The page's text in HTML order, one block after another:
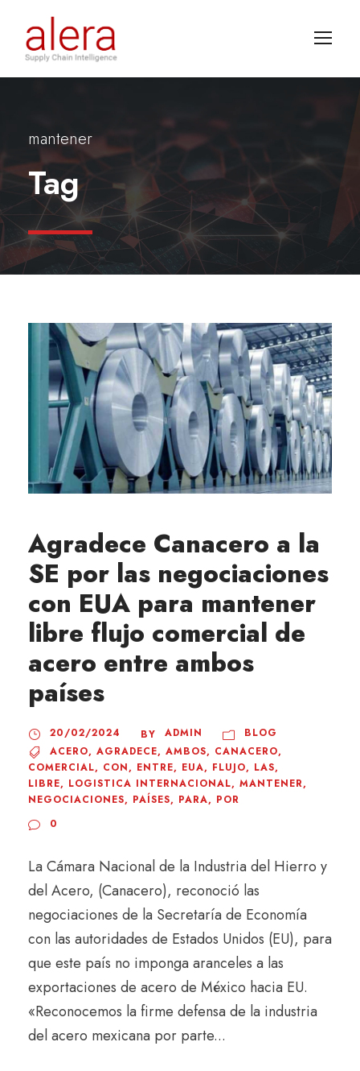
mantener
Tag
Agradece Canacero a la
SE por las negociaciones
con EUA para mantener
libre flujo comercial de
acero entre ambos
países
20/02/2024 BY ADMIN
BLOG
ACERO, AGRADECE, AMBOS, CANACERO,
COMERCIAL, CON, ENTRE, EUA, FLUJO, LAS,
LIBRE, LOGISTICA INTERNACIONAL, MANTENER,
NEGOCIACIONES, PAÍSES, PARA, POR
0
La Cámara Nacional de la Industria del Hierro y
del Acero, (Canacero), reconoció las
negociaciones de la Secretaría de Economía
con las autoridades de Estados Unidos (EU), para
que este país no imponga aranceles a las
exportaciones de acero de México hacia EU.
«Reconocemos la firme defensa de la industria
del acero mexicana por parte...